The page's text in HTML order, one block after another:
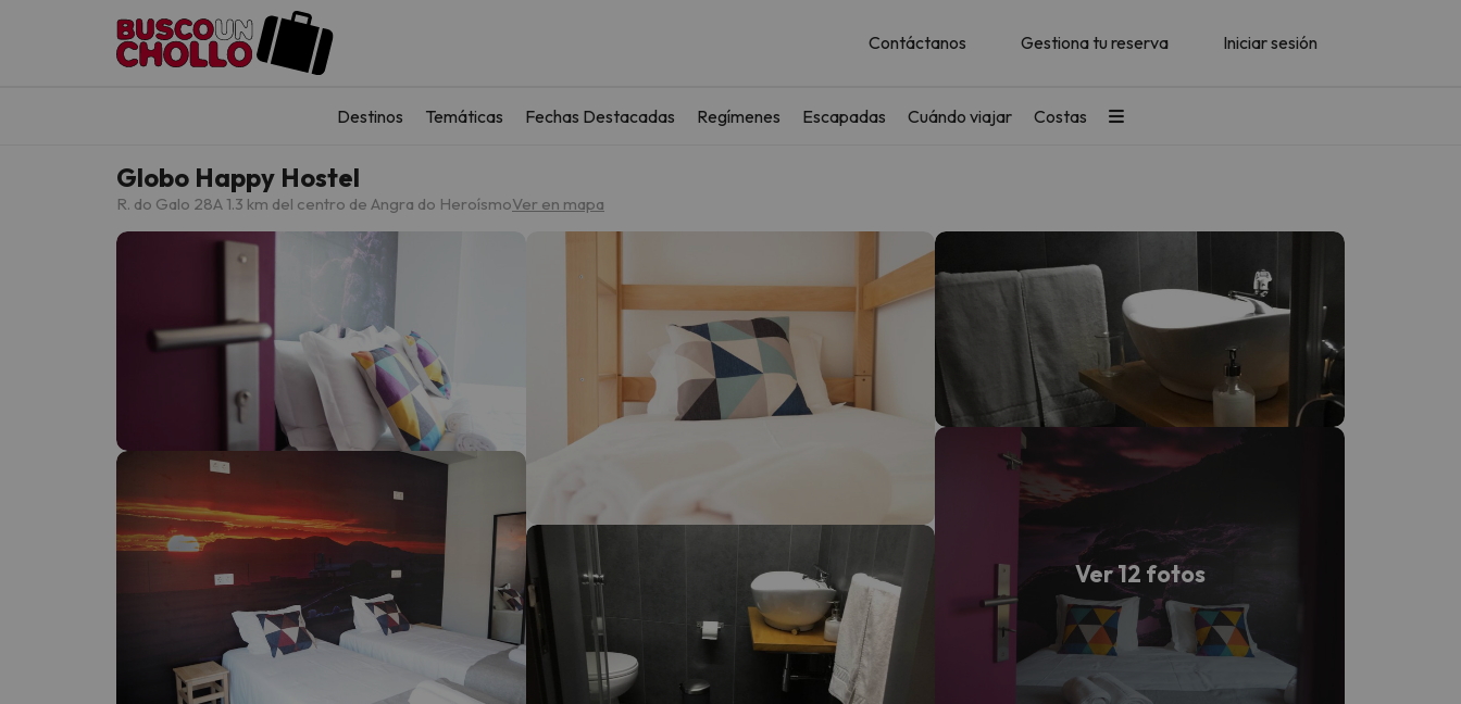
Contáctanos Gestiona tu reserva Iniciar sesión
Destinos Temáticas Fechas Destacadas Regímenes Escapadas Cuándo viajar Costas
Globo Happy Hostel
R. do Galo 28A 1.3 km del centro de Angra do HeroísmoVer en mapa
Ver 12 fotos